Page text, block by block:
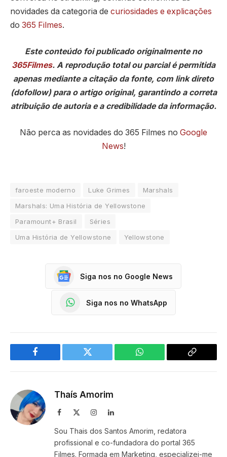
novidades da categoria de curiosidades e explicações
do 365 Filmes.
Este conteúdo foi publicado originalmente no
365Filmes. A reprodução total ou parcial é permitida
apenas mediante a citação da fonte, com link direto
(dofollow) para o artigo original, garantindo a correta
atribuição de autoria e a credibilidade da informação.
Não perca as novidades do 365 Filmes no Google
News!
faroeste moderno Luke Grimes
Marshals
Marshals: Uma História de Yellowstone
Paramount+ Brasil
Séries
Uma História de Yellowstone
Yellowstone
Siga nos no Google News
Siga nos no WhatsApp
Facebook Twitter WhatsApp
Copy
Thaís Amorim
Facebook InstagramLinkedIn
Sou Thais dos Santos Amorim, redatora
profissional e co-fundadora do portal 365
Filmes. Formada em Marketing, especializei-me